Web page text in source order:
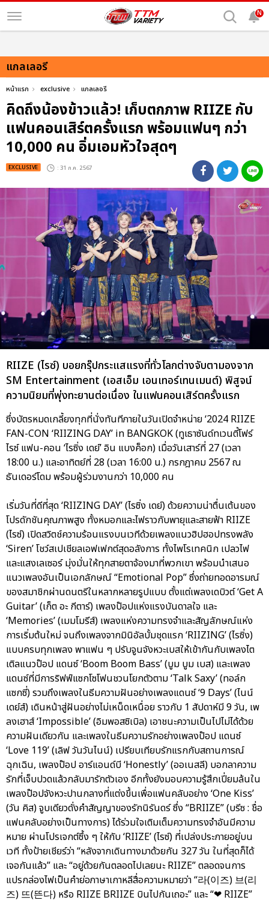
N
แกลเลอรี
หน้าแรก exclusive แกลเลอรี
คิดถึงน้องข้าวแล้ว! เก็บตกภาพ RIIZE กับ
แฟนคอนเสิร์ตครั้งแรก พร้อมแฟนๆ กว่า
10,000 คน อิ่มเอมหัวใจสุดๆ
EXCLUSIVE : 31 ก.ค. 2567
RIIZE (ไรซ์) บอยกรุ๊ปกระแสแรงที่ทั่วโลกต่างจับตามองจาก
SM Entertainment (เอสเอ็ม เอนเทอร์เทนเมนต์) พิสูจน์
ความนิยมที่พุ่งทะยานต่อเนื่อง ในแฟนคอนเสิร์ตครั้งแรก
ซึ่งบัตรหมดเกลี้ยงทุกที่นั่งทันทีภายในวันเปิดจำหน่าย ‘2024 RIIZE
FAN-CON ‘RIIZING DAY’ in BANGKOK (ทูเธาซันด์ทเวนตี้โฟร์
ไรซ์ แฟน-คอน ‘ไรซิ่ง เดย์’ อิน แบงค็อก) เมื่อวันเสาร์ที่ 27 (เวลา
18:00 น.) และอาทิตย์ที่ 28 (เวลา 16:00 น.) กรกฎาคม 2567 ณ
ธันเดอร์โดม พร้อมผู้ร่วมงานกว่า 10,000 คน
เริ่มวันที่ดีที่สุด ‘RIIZING DAY’ (ไรซิ่ง เดย์) ด้วยความน่าตื่นเต้นของ
โปรดักชันคุณภาพสูง ทั้งหมอกและไฟราวกับพายุและสายฟ้า RIIZE
(ไรซ์) เปิดสวิตช์ความร้อนแรงบนเวทีด้วยเพลงแนวฮิปฮอปทรงพลัง
‘Siren’ โชว์สเปเชียลเอฟเฟกต์สุดอลังการ ทั้งไพโรเทคนิก เปลวไฟ
และแสงเลเซอร์ มุ่งมั่นให้ทุกสายตาจ้องมาที่พวกเขา พร้อมนำเสนอ
แนวเพลงอันเป็นเอกลักษณ์ “Emotional Pop” ซึ่งถ่ายทอดอารมณ์
ของสมาชิกผ่านดนตรีในหลากหลายรูปแบบ ตั้งแต่เพลงเดบิวต์ ‘Get A
Guitar’ (เก็ต อะ กีตาร์) เพลงป๊อปแห่งแรงบันดาลใจ และ
‘Memories’ (เมมโมรีส์) เพลงแห่งความทรงจำและสัญลักษณ์แห่ง
การเริ่มต้นใหม่ จนถึงเพลงจากมินิอัลบั้มชุดแรก ‘RIIZING’ (ไรซิ่ง)
แบบครบทุกเพลง พาแฟน ๆ ปรับจูนจังหวะเบสให้เข้ากันกับเพลงไต
เติลแนวป๊อป แดนซ์ ‘Boom Boom Bass’ (บูม บูม เบส) และเพลง
แดนซ์ที่มีการริฟฟ์แซกโซโฟนชวนโยกตัวตาม ‘Talk Saxy’ (ทอล์ก
แซกซี่) รวมถึงเพลงในธีมความฝันอย่างเพลงแดนซ์ ‘9 Days’ (ไนน์
เดย์ส์) เดินหน้าสู่ฝันอย่างไม่เหน็ดเหนื่อย ราวกับ 1 สัปดาห์มี 9 วัน, เพ
ลงเฮาส์ ‘Impossible’ (อิมพอสซิเบิล) เอาชนะความเป็นไปไม่ได้ด้วย
ความฝันเดียวกัน และเพลงในธีมความรักอย่างเพลงป๊อป แดนซ์
‘Love 119’ (เลิฟ วันวันไนน์) เปรียบเทียบรักแรกกับสถานการณ์
ฉุกเฉิน, เพลงป๊อป อาร์แอนด์บี ‘Honestly’ (ออเนสลี) บอกลาความ
รักที่เจ็บปวดแล้วกลับมารักตัวเอง อีกทั้งยังมอบความรู้สึกเปี่ยมล้นใน
เพลงป๊อปจังหวะปานกลางที่แต่งขึ้นเพื่อแฟนคลับอย่าง ‘One Kiss’
(วัน คิส) จูบเดียวดั่งคำสัญญาของรักนิรันดร์ ซึ่ง “BRIIZE” (บรีซ : ชื่อ
แฟนคลับอย่างเป็นทางการ) ได้ร่วมใจเติมเต็มความทรงจำอันมีความ
หมาย ผ่านโปรเจกต์ซึ้ง ๆ ให้กับ ‘RIIZE’ (ไรซ์) ที่เปล่งประกายอยู่บน
เวที ทั้งป้ายเชียร์ว่า “หลังจากเดินทางมาด้วยกัน 327 วัน ในที่สุดก็ได้
เจอกันแล้ว” และ “อยู่ด้วยกันตลอดไปเลยนะ RIIZE” ตลอดจนการ
แปรกล่องไฟเป็นคำย่อภาษาเกาหลีสื่อความหมายว่า “라(이즈) 브(리
즈) 뜨(뜬다) หรือ RIIZE BRIIZE บินไปกันเถอะ” และ “❤ RIIZE”